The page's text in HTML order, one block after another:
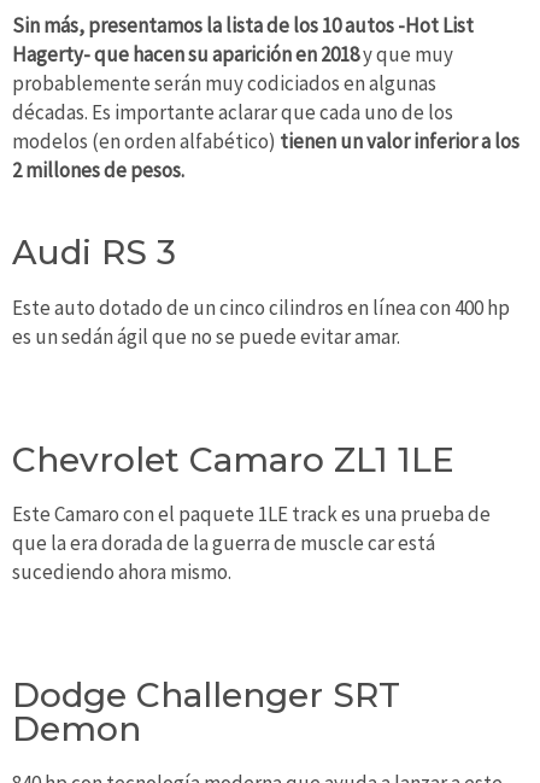
Sin más,presentamos la lista de los 10 autos -Hot List
Hagerty- que hacen su aparición en 2018y que muy
probablemente serán muy codiciados en algunas
décadas. Es importante aclarar que cada uno de los
modelos (en orden alfabético) tienen un valor inferior a los
2 millones de pesos.
Audi RS 3
Este auto dotado de un cinco cilindros en línea con 400 hp
es un sedán ágil que no se puede evitar amar.
Chevrolet Camaro ZL1 1LE
Este Camaro con el paquete 1LE track es una prueba de
que la era dorada de la guerra de muscle car está
sucediendo ahora mismo.
Dodge Challenger SRT
Demon